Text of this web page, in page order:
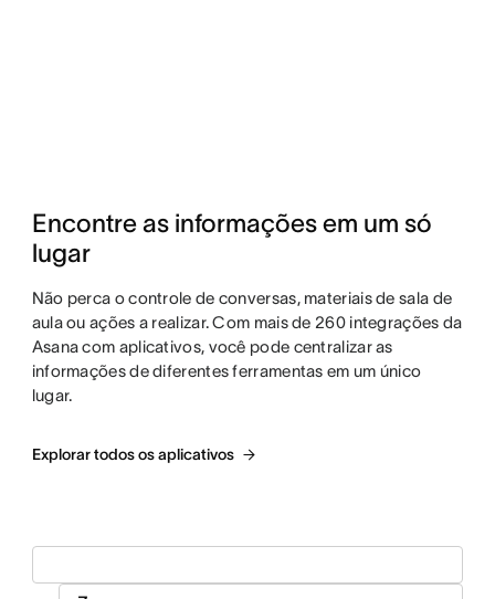
Encontre as informações em um só
lugar
Não perca o controle de conversas, materiais de sala de
aula ou ações a realizar. Com mais de 260 integrações da
Asana com aplicativos, você pode centralizar as
informações de diferentes ferramentas em um único
lugar.
Explorar todos os aplicativos